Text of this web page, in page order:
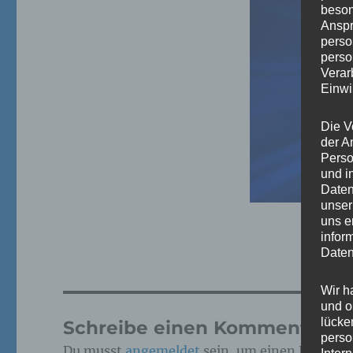
Schreibe einen Kommentar
Die
der
und
uns
Wir
und